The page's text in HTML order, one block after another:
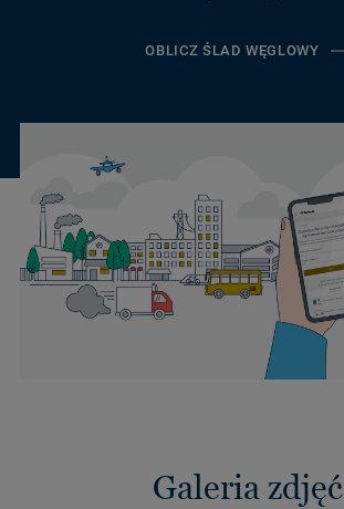
OBLICZ ŚLAD WĘGLOWY
Galeria zdjęć